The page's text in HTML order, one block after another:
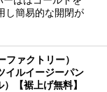
し簡易的な開閉が
ァクトリー）
イルイージーパン
【裾上げ無料】